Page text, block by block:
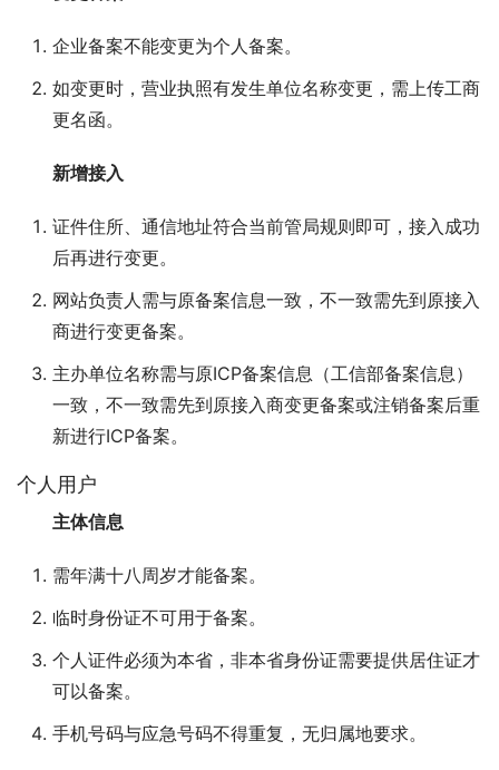
企业备案不能变更为个人备案。
如变更时，营业执照有发生单位名称变更，需上传工商
更名函。
新增接入
证件住所、通信地址符合当前管局规则即可，接入成功
后再进行变更。
网站负责人需与原备案信息一致，不一致需先到原接入
商进行变更备案。
主办单位名称需与原ICP备案信息（工信部备案信息）
一致，不一致需先到原接入商变更备案或注销备案后重
新进行ICP备案。
个人用户
主体信息
需年满十八周岁才能备案。
临时身份证不可用于备案。
个人证件必须为本省，非本省身份证需要提供居住证才
可以备案。
手机号码与应急号码不得重复，无归属地要求。